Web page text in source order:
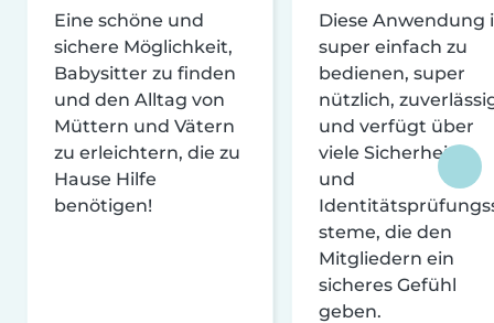
Eine schöne und
sichere Möglichkeit,
Babysitter zu finden
und den Alltag von
Müttern und Vätern
zu erleichtern, die zu
Hause Hilfe
benötigen!
Diese Anwendung
super einfach zu
bedienen, super
nützlich,
und verfügt über
viele Sicherheits-
und
steme, die den
Mitgliedern ein
sicheres Gefühl
geben.